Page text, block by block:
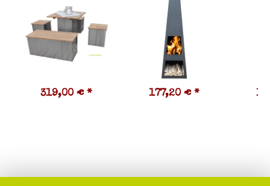
319,00 € * 177,20 € *